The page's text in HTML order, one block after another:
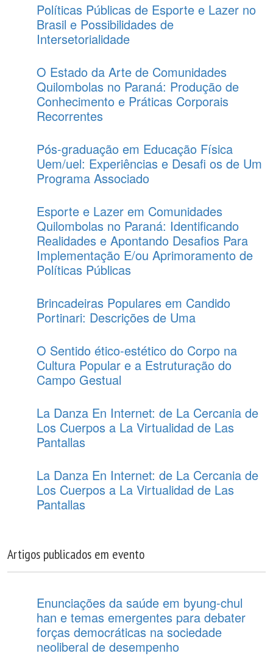
Políticas Públicas de Esporte e Lazer no
Brasil e Possibilidades de
Intersetorialidade
O Estado da Arte de Comunidades
Quilombolas no Paraná: Produção de
Conhecimento e Práticas Corporais
Recorrentes
Pós-graduação em Educação Física
Uem/uel: Experiências e Desafi os de Um
Programa Associado
Esporte e Lazer em Comunidades
Quilombolas no Paraná: Identificando
Realidades e Apontando Desafios Para
Implementação E/ou Aprimoramento de
Políticas Públicas
Brincadeiras Populares em Candido
Portinari: Descrições de Uma
O Sentido ético-estético do Corpo na
Cultura Popular e a Estruturação do
Campo Gestual
La Danza En Internet: de La Cercania de
Los Cuerpos a La Virtualidad de Las
Pantallas
La Danza En Internet: de La Cercania de
Los Cuerpos a La Virtualidad de Las
Pantallas
Artigos publicados em evento
Enunciações da saúde em byung-chul
han e temas emergentes para debater
forças democráticas na sociedade
neoliberal de desempenho